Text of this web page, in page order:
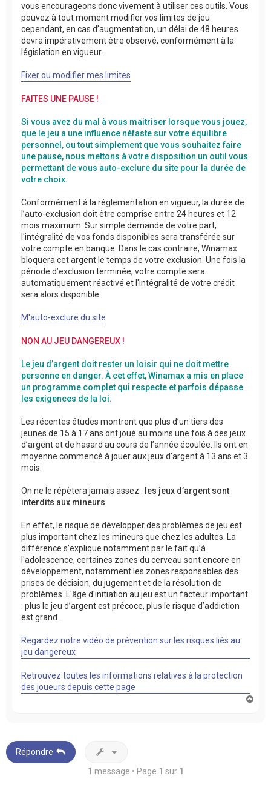
vous encourageons donc vivement à utiliser ces outils. Vous
pouvez à tout moment modifier vos limites de jeu
cependant, en cas d’augmentation, un délai de 48 heures
devra impérativement être observé, conformément à la
législation en vigueur.
Fixer ou modifier mes limites
FAITES UNE PAUSE !
Si vous avez du mal à vous maitriser lorsque vous jouez,
que le jeu a une influence néfaste sur votre équilibre
personnel, ou tout simplement que vous souhaitez faire
une pause, nous mettons à votre disposition un outil vous
permettant de vous auto-exclure du site pour la durée de
votre choix.
Conformément à la réglementation en vigueur, la durée de
l’auto-exclusion doit être comprise entre 24 heures et 12
mois maximum. Sur simple demande de votre part,
l'intégralité de vos fonds disponibles sera transférée sur
votre compte en banque. Dans le cas contraire, Winamax
bloquera cet argent le temps de votre exclusion. Une fois la
période d’exclusion terminée, votre compte sera
automatiquement réactivé et l'intégralité de votre crédit
sera alors disponible.
M'auto-exclure du site
NON AU JEU DANGEREUX !
Le jeu d’argent doit rester un loisir qui ne doit mettre
personne en danger. À cet effet, Winamax a mis en place
un programme complet qui respecte et parfois dépasse
les exigences de la loi.
Les récentes études montrent que plus d’un tiers des
jeunes de 15 à 17 ans ont joué au moins une fois à des jeux
d’argent et de hasard au cours de l’année écoulée. Ils ont en
moyenne commencé à jouer aux jeux d’argent à 13 ans et 3
mois.
On ne le répètera jamais assez : les jeux d’argent sont
interdits aux mineurs
En effet, le risque de développer des problèmes de jeu est
plus important chez les mineurs que chez les adultes. La
différence s’explique notamment par le fait qu’à
l'adolescence, certaines zones du cerveau sont encore en
développement, notamment les zones responsables des
prises de décision, du jugement et de la résolution de
problèmes. L'âge d'initiation au jeu est un facteur important
: plus le jeu d’argent est précoce, plus le risque d’addiction
est grand.
Regardez notre vidéo de prévention sur les risques liés au
jeu dangereux
Retrouvez toutes les informations relatives à la protection
des joueurs depuis cette page
Répondre
1 message • Page 1 sur 1